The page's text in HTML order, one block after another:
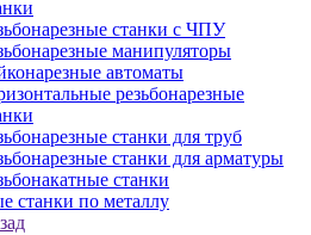
станки с ЧПУ
манипуляторы
автоматы
резьбонарезные
станки для труб
станки для арматуры
станки
станки по металлу